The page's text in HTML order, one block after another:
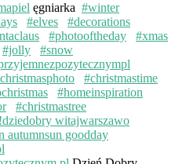
ęgniarka #winter
#elves
#decorations
#photooftheday
#xmas
#jolly
#snow
#christmastime
#homeinspiration
#christmastree